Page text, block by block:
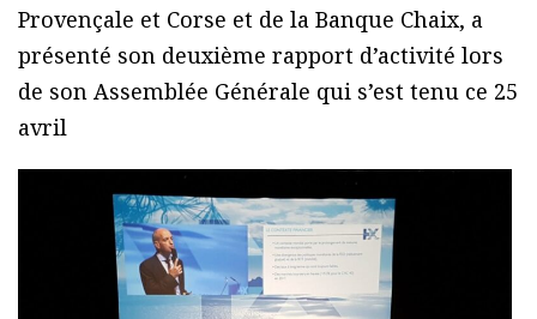
Provençale et Corse et de la Banque Chaix, a
présenté son deuxième rapport d’activité lors
de son Assemblée Générale qui s’est tenu ce 25
avril